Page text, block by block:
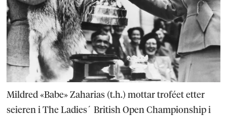
Mildred «Babe» Zaharias (t.h.) mottar troféet etter
seieren i The Ladies´ British Open Championship i